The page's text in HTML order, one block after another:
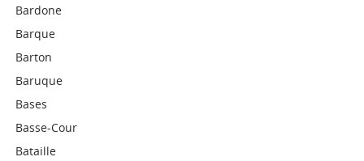
Bardone
Barque
Barton
Baruque
Bases
Basse-Cour
Bataille